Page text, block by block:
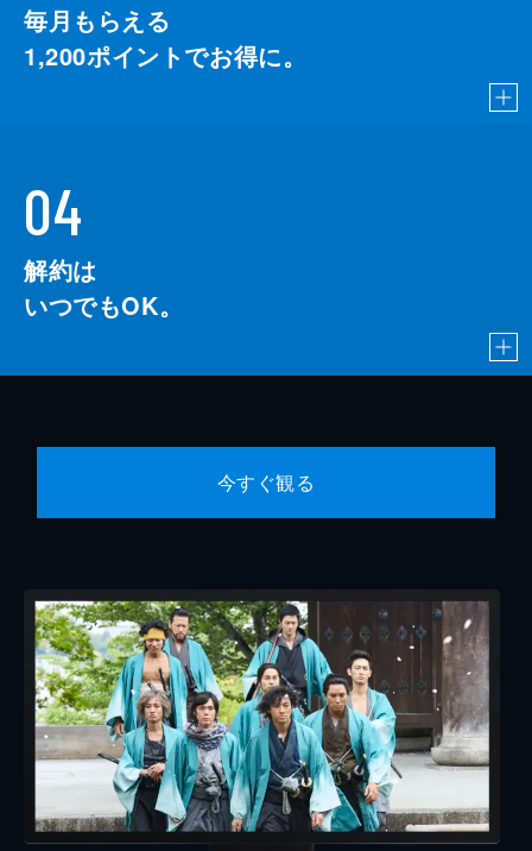
毎月もらえる
1,200ポイントでお得に。
04
解約は
いつでもOK。
今すぐ観る